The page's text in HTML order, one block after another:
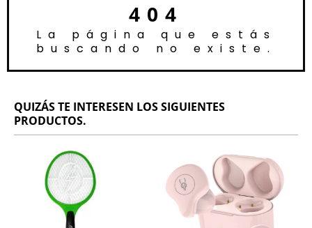
404
La página que estás
buscando no existe.
QUIZÁS TE INTERESEN LOS SIGUIENTES
PRODUCTOS.